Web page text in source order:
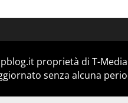
proprietà di T-
senza alcuna